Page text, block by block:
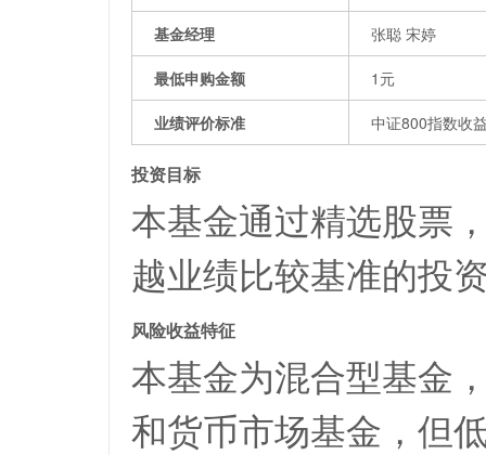
基金经理 张聪 宋婷
最低申购金额 1元
业绩评价标准 中证800指数收
投资目标
本基金通过精选股票
越业绩比较基准的投
风险收益特征
本基金为混合型基金
和货币市场基金，但